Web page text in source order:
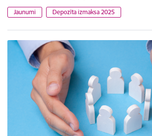
Jaunumi Depozīta izmaksa 2025